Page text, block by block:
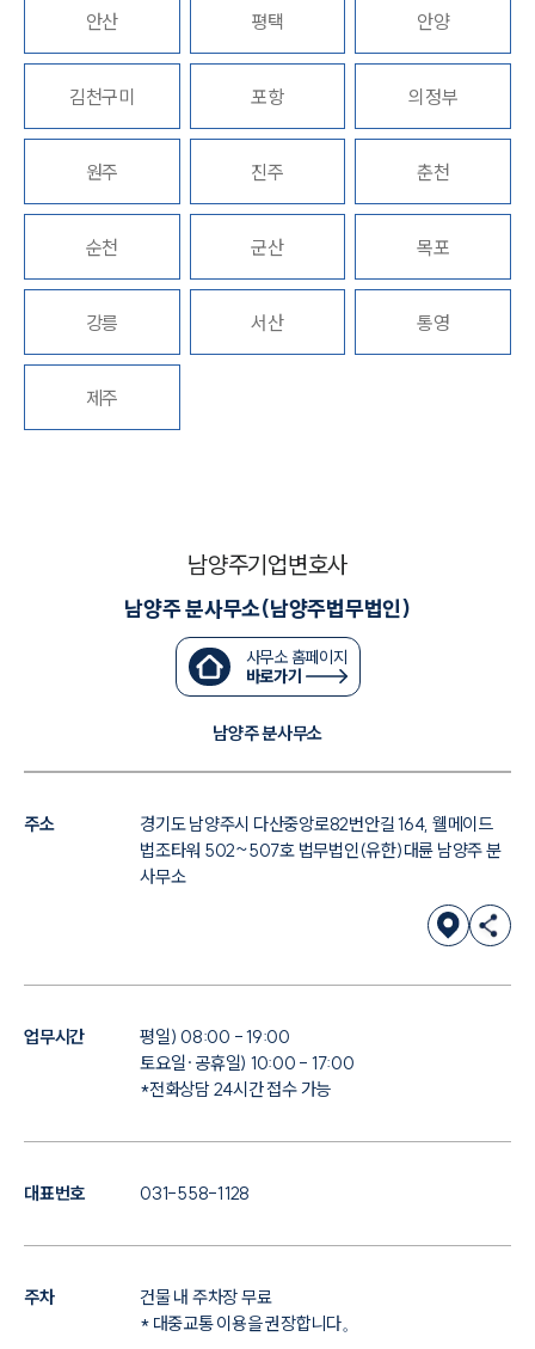
법률지식인
고객후기
NEWS
언론보도
공지사항
법률서식
뉴스레터/브로슈어
안산 평택 안양
김천구미 포항 의정부
원주 진주 춘천
순천 군산 목포
강릉 서산 통영
제주
남양주기업변호사
남양주 분사무소(남양주법무법인)
사무소 홈페이지
바로가기
남양주 분사무소
주소
경기도 남양주시 다산중앙로82번안길 164, 웰메이드
법조타워 502~507호 법무법인(유한)대륜 남양주 분
사무소
업무시간
평일) 08:00 - 19:00
토요일·공휴일) 10:00 - 17:00
*전화상담 24시간 접수 가능
대표번호 031-558-1128
주차
건물 내 주차장 무료
* 대중교통 이용을 권장합니다。